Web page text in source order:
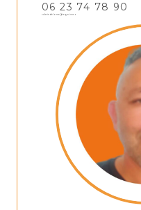
06 23 74 78 90
valeriedelorme@regm.immo